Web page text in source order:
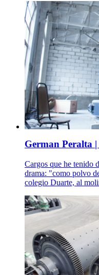
German Peralta
Cargos que he tenido
drama: "como polvo
colegio Duarte, al